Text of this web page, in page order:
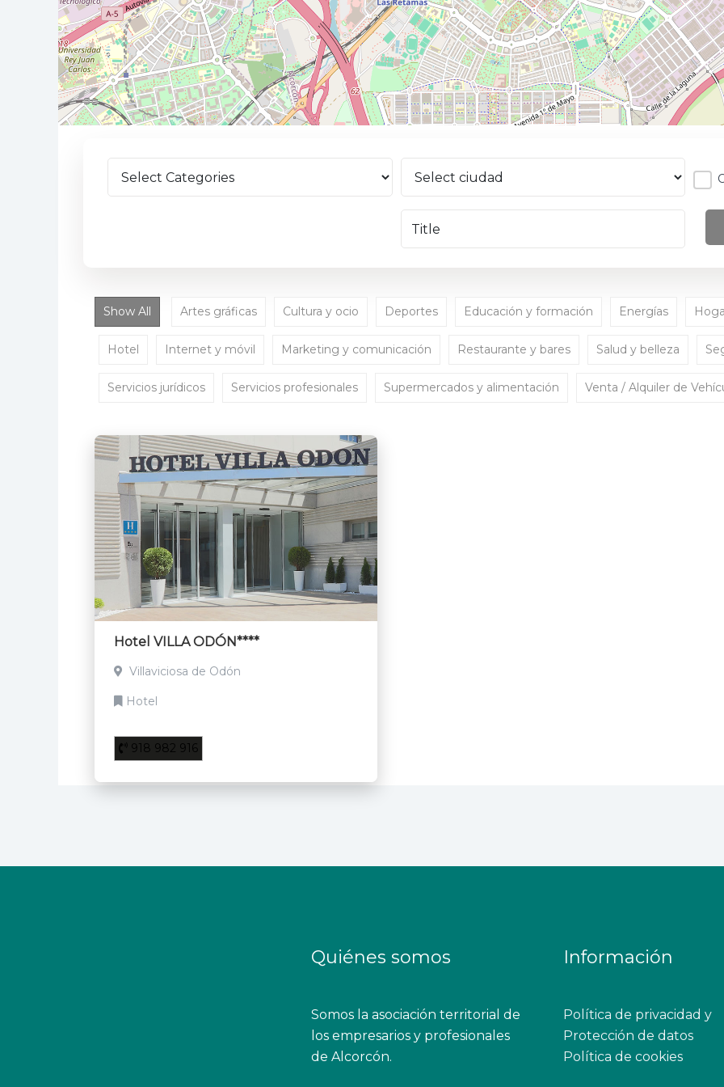
Show All Artes gráficas Cultura y ocio Deportes Educación y formación Energías
Hotel Internet y móvil Marketing y comunicación Restaurante y bares Salud y belleza
Servicios jurídicos Servicios profesionales Supermercados y alimentación Venta / Alquiler de
Hotel VILLA ODÓN****
Villaviciosa de Odón
Hotel
918 982 916
Quiénes somos
Somos la asociación territorial de
los empresarios y profesionales
de Alcorcón.
Información
Política de privacidad y
Protección de datos
Política de cookies